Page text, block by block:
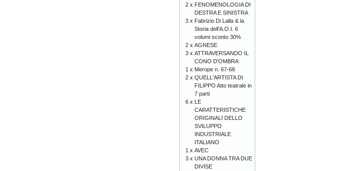
2 x FENOMENOLOGIA DI
DESTRA E SINISTRA
3 x Fabrizio Di Lalla & la
Storia dell’A.O.I. 6
volumi sconto 30%
2 x AGNESE
3 x ATTRAVERSANDO IL
CONO D'OMBRA
1 x Merope n. 67-68
2 x QUELL'ARTISTA DI
FILIPPO Atto teatrale in
7 parti
6 x LE
CARATTERISTICHE
ORIGINALI DELLO
SVILUPPO
INDUSTRIALE
ITALIANO
1 x AVEC
3 x UNA DONNA TRA DUE
DIVISE